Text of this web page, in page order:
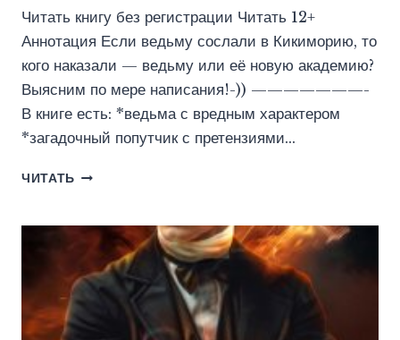
Читать книгу без регистрации Читать 12+
Аннотация Если ведьму сослали в Кикиморию, то
кого наказали — ведьму или её новую академию?
Выясним по мере написания!-)) ———————-
В книге есть: *ведьма с вредным характером
*загадочный попутчик с претензиями…
ЧИТАТЬ МАГИЧЕСКАЯ
ПО
ОБМЕНУ
(ЕВА
НИКОЛЬСКАЯ)